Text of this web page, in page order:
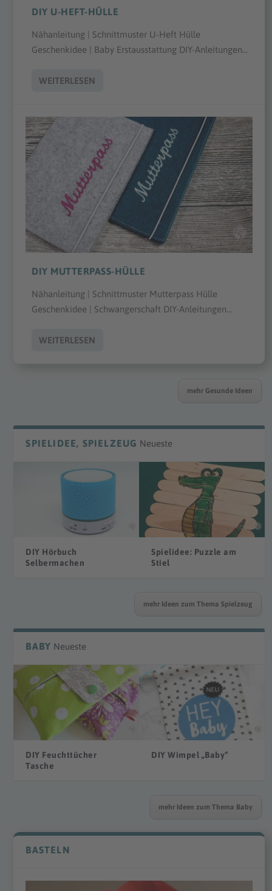
DIY U-HEFT-HÜLLE
Nähanleitung | Schnittmuster U-Heft Hülle
Geschenkidee | Baby Erstausstattung DIY-Anleitungen...
WEITERLESEN
DIY MUTTERPASS-HÜLLE
Nähanleitung | Schnittmuster Mutterpass Hülle
Geschenkidee | Schwangerschaft DIY-Anleitungen...
WEITERLESEN
mehr Gesunde Ideen
SPIELIDEE, SPIELZEUG Neueste
DIY Hörbuch
Selbermachen
Spielidee: Puzzle am
Stiel
mehr Ideen zum Thema Spielzeug
BABY Neueste
DIY Feuchttücher
Tasche
DIY Wimpel „Baby“
mehr Ideen zum Thema Baby
BASTELN